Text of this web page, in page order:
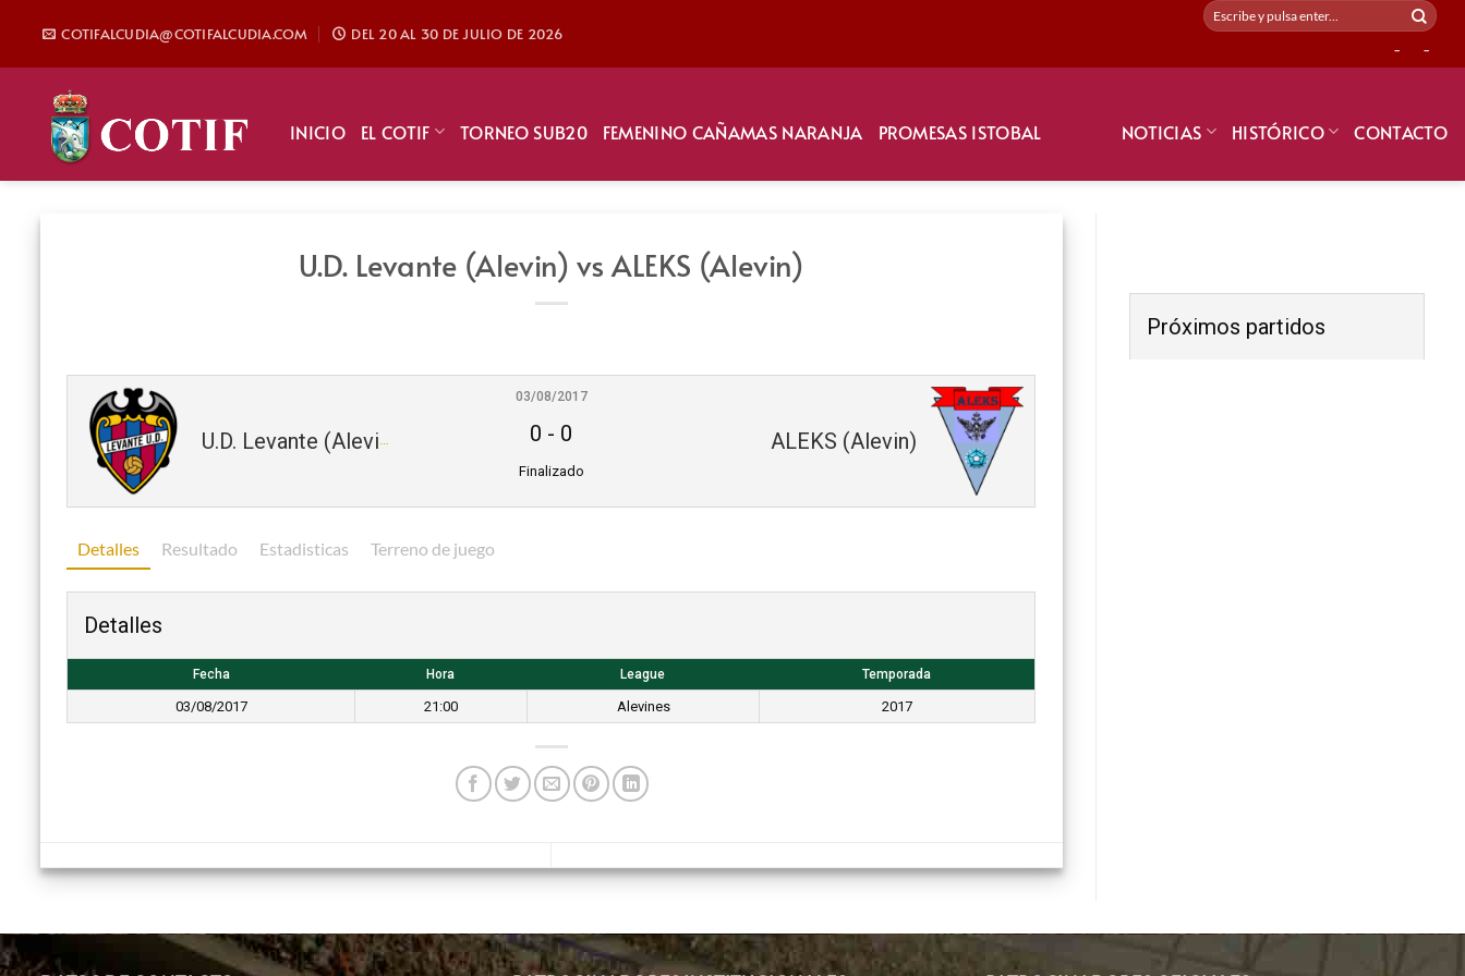
contenido
COTIFALCUDIA@COTIFALCUDIA.COM DEL 20 AL 30 DE JULIO DE 2026
- -
INICIO EL COTIF TORNEO SUB20 FEMENINO CAÑAMAS NARANJA PROMESAS ISTOBAL NOTICIAS HISTÓRICO CONTACTO
U.D. Levante (Alevin) vs ALEKS (Alevin)
U.D. Levante (Alevin) ALEKS (Alevin)
03/08/2017
0 - 0
Finalizado
Detalles Resultado Estadisticas Terreno de juego
Detalles
Fecha Hora League Temporada
03/08/2017 21:00 Alevines 2017
Próximos partidos